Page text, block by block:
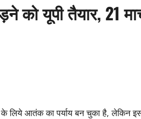
को यूपी तैयार, 21
के लिये आतंक का पर्याय बन चुका है,